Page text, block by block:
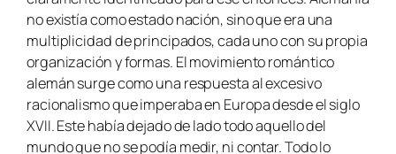
no existía como estado nación, sino que era una
multiplicidad de principados, cada uno con su propia
organización y formas. El movimiento romántico
alemán surge como una respuesta al excesivo
racionalismo que imperaba en Europa desde el siglo
XVII. Este había dejado de lado todo aquello del
mundo que no se podía medir, ni contar. Todo lo